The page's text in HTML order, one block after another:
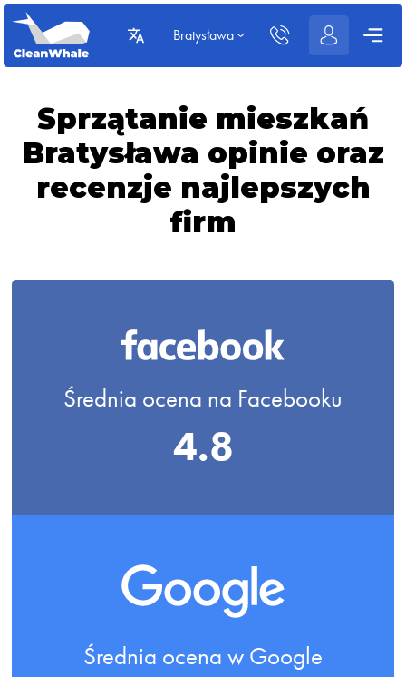
Bratysława
Sprzątanie mieszkań
Bratysława opinie oraz
recenzje najlepszych
firm
Średnia ocena na Facebooku
4.8
Średnia ocena w Google